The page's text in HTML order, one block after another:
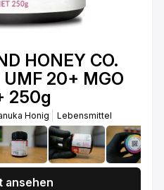
CO. Manuka Honig
250g
CO. Manuka Honig
500g
CO. Manuka Honig
CO. Manuka
HONEY CO.
UMF 20+ MGO
250g
Honig Lebensmittel
ansehen